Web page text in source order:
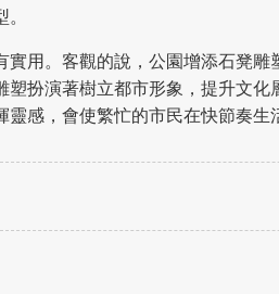
用。客觀的說，公園增添石凳雕
扮演著樹立都市形象，提升文化
感，會使繁忙的市民在快節奏生